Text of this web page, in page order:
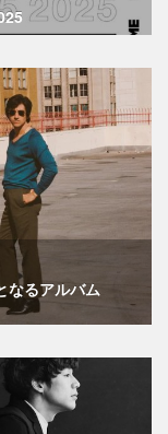
なるアルバム